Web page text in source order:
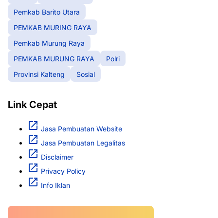
Pemkab Barito Utara
PEMKAB MURING RAYA
Pemkab Murung Raya
PEMKAB MURUNG RAYA
Polri
Provinsi Kalteng
Sosial
Link Cepat
Jasa Pembuatan Website
Jasa Pembuatan Legalitas
Disclaimer
Privacy Policy
Info Iklan